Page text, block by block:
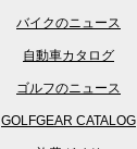
バイクのニュース
自動車カタログ
ゴルフのニュース
GOLFGEAR CATALOG